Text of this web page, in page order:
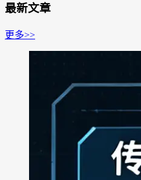
最新文章
更多>>